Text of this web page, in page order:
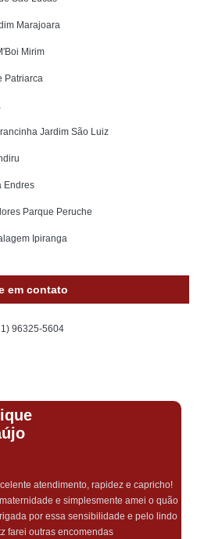
Marajoara
Mirim
Patriarca
Jardim São Luiz
Endres
Parque Peruche
Ipiranga
em contato
96325-5604
atendimento, rapidez e capricho!
e simplesmente amei o quão
por essa sensibilidade e pelo lindo
farei outras encomendas